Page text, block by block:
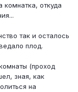
комнатка, откуда
так и осталось
плод.
(проход
зная, как
на